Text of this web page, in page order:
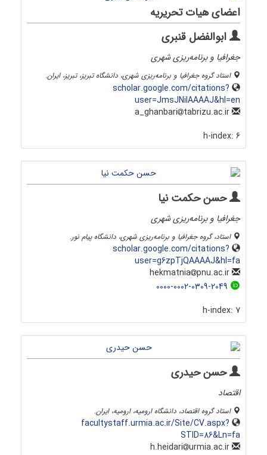
اعضای هیات تحریریه
ابوالفضل قنبری
جغرافیا و برنامه‌ریزی شهری
استاد گروه جغرافیا و برنامه‌ریزی شهری، دانشگاه تبریز، تبریز، ایران.
scholar.google.com/citations?
user=JmsJNiIAAAAJ&hl=en
tabrizu.ac.ir
h-index: 6
حسن حکمت نیا
جغرافیا و برنامه‌ریزی شهری
استاد، گروه جغرافیا و برنامه‌ریزی شهری، دانشگاه پیام نور.
scholar.google.com/citations?
user=g6zpTjQAAAAJ&hl=fa
pnu.ac.ir
0000-0002-0309-2049
h-index: 7
حسن حیدری
اقتصاد
استاد گروه اقتصاد، دانشگاه ارومیه، ارومیه، ایران.
facultystaff.urmia.ac.ir/Site/CV.aspx?
STID=86&Ln=fa
urmia.ac.ir